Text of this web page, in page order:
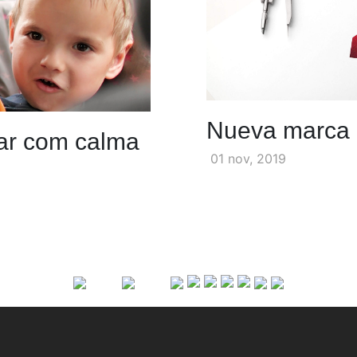
com calma Nueva marca
01 nov, 2019